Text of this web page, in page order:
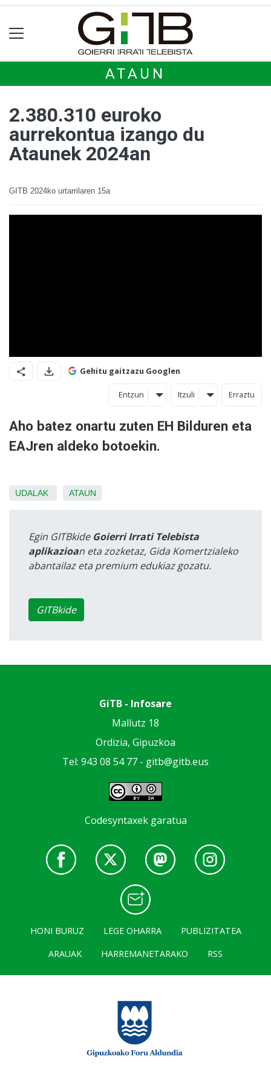
ATAUN
2.380.310 euroko
aurrekontua izango du
Ataunek 2024an
GITB 2024ko urtarrilaren 15a
Gehitu gaitzazu Googlen
Entzun Itzuli Erraztu
Aho batez onartu zuten EH Bilduren eta
EAJren aldeko botoekin.
UDALAK ATAUN
Egin GITBkide Goierri Irrati Telebista
aplikazioan eta zozketaz, Gida Komertzialeko
abantailaz eta premium edukiaz gozatu.
GITBkide
GiTB - Infosare
Mallutz 18
Ordizia, Gipuzkoa
Tel: 943 08 54 77 - gitb@gitb.eus
Codesyntaxek garatua
HONI BURUZ LEGE OHARRA
PUBLIZITATEA
ARAUAK
HARREMANETARAKO RSS